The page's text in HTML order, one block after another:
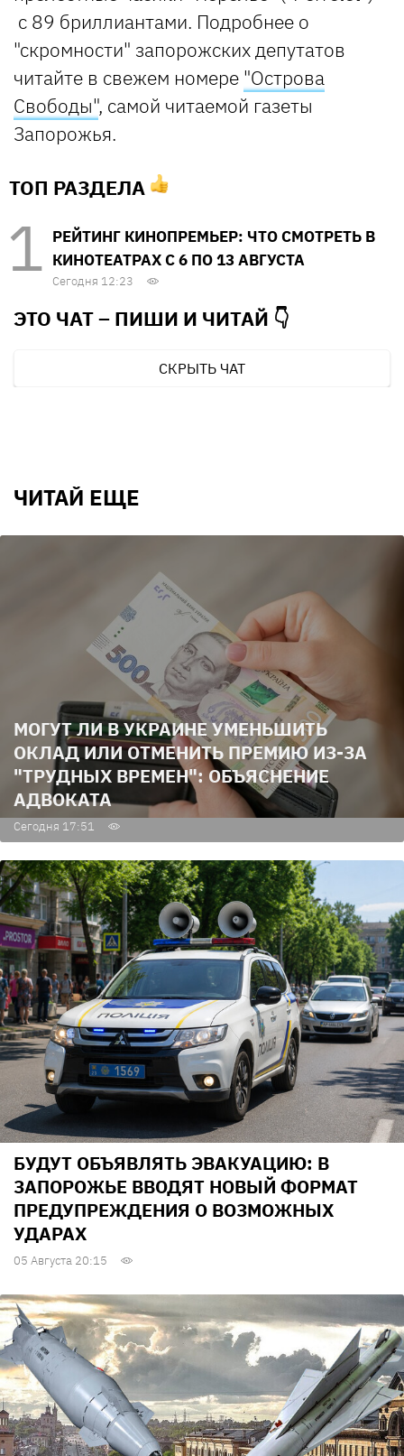
с 89 бриллиантами. Подробнее о
"скромности" запорожских депутатов
читайте в свежем номере "Острова
Свободы", самой читаемой газеты
Запорожья.
ТОП РАЗДЕЛА
РЕЙТИНГ КИНОПРЕМЬЕР: ЧТО СМОТРЕТЬ В
КИНОТЕАТРАХ С 6 ПО 13 АВГУСТА
Сегодня 12:23
ЭТО ЧАТ – ПИШИ И ЧИТАЙ 👇
СКРЫТЬ ЧАТ
ЧИТАЙ ЕЩЕ
МОГУТ ЛИ В УКРАИНЕ УМЕНЬШИТЬ
ОКЛАД ИЛИ ОТМЕНИТЬ ПРЕМИЮ ИЗ-ЗА
"ТРУДНЫХ ВРЕМЕН": ОБЪЯСНЕНИЕ
АДВОКАТА
Сегодня 17:51
БУДУТ ОБЪЯВЛЯТЬ ЭВАКУАЦИЮ: В
ЗАПОРОЖЬЕ ВВОДЯТ НОВЫЙ ФОРМАТ
ПРЕДУПРЕЖДЕНИЯ О ВОЗМОЖНЫХ
УДАРАХ
05 Августа 20:15